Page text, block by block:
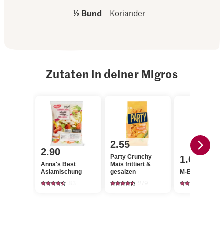
½ Bund
Koriander
Zutaten in deiner Migros
2.90
Anna's Best
Asiamischung
2.55
Party Crunchy
Mais frittiert &
gesalzen
1.60
M-Budget